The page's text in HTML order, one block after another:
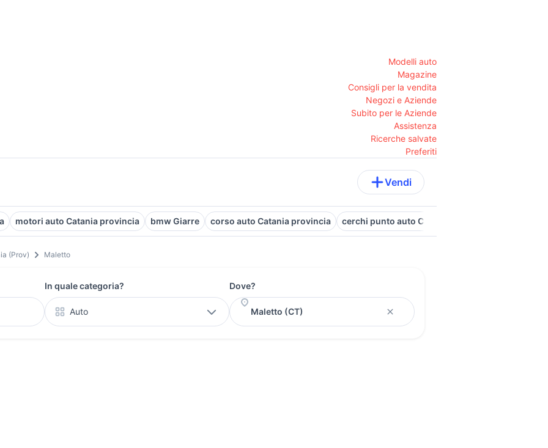
Modelli auto
Magazine
Consigli per la vendita
Negozi e Aziende
Subito per le Aziende
Assistenza
Ricerche salvate
Preferiti
Vendi
motori auto Catania provincia bmw Giarre corso auto Catania provincia cerchi punto auto Catania provincia
(Prov) Maletto
In quale categoria?
Auto
Dove?